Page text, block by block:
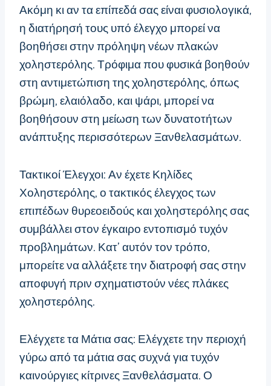
Ακόμη κι αν τα επίπεδά σας είναι φυσιολογικά,
η διατήρησή τους υπό έλεγχο μπορεί να
βοηθήσει στην πρόληψη νέων πλακών
χοληστερόλης. Τρόφιμα που φυσικά βοηθούν
στη αντιμετώπιση της χοληστερόλης, όπως
βρώμη, ελαιόλαδο, και ψάρι, μπορεί να
βοηθήσουν στη μείωση των δυνατοτήτων
ανάπτυξης περισσότερων Ξανθελασμάτων.
Τακτικοί Έλεγχοι: Αν έχετε Κηλίδες
Χοληστερόλης, ο τακτικός έλεγχος των
επιπέδων θυρεοειδούς και χοληστερόλης σας
συμβάλλει στον έγκαιρο εντοπισμό τυχόν
προβλημάτων. Κατ’ αυτόν τον τρόπο,
μπορείτε να αλλάξετε την διατροφή σας στην
αποφυγή πριν σχηματιστούν νέες πλάκες
χοληστερόλης.
Ελέγχετε τα Μάτια σας: Ελέγχετε την περιοχή
γύρω από τα μάτια σας συχνά για τυχόν
καινούργιες κίτρινες Ξανθελάσματα. Ο